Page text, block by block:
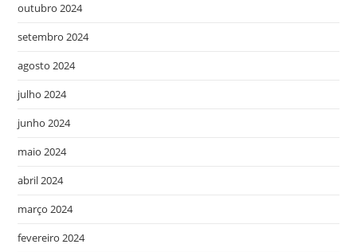
outubro 2024
setembro 2024
agosto 2024
julho 2024
junho 2024
maio 2024
abril 2024
março 2024
fevereiro 2024